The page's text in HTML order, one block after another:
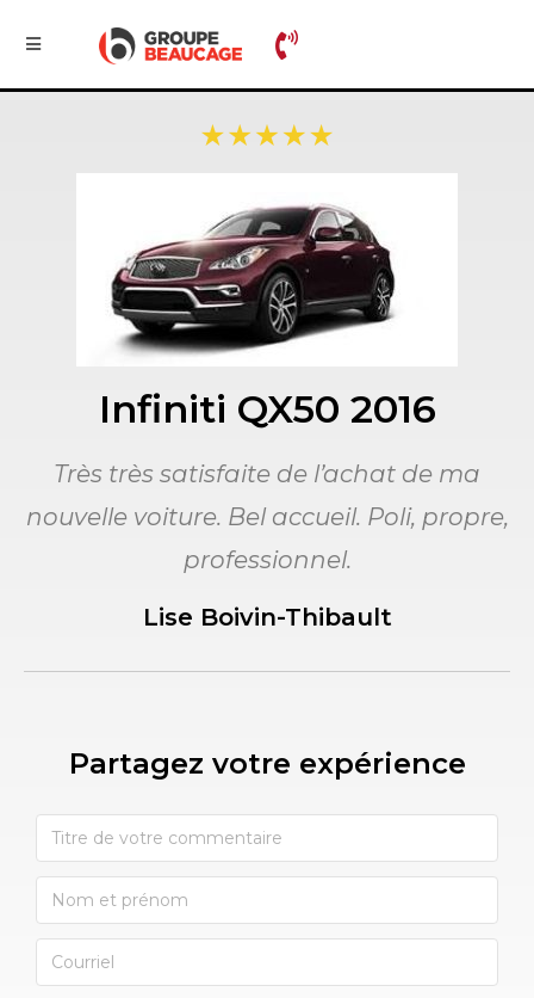
Infiniti QX50 2016
Très très satisfaite de l’achat de ma
nouvelle voiture. Bel accueil. Poli, propre,
professionnel.
Lise Boivin-Thibault
Partagez votre expérience​